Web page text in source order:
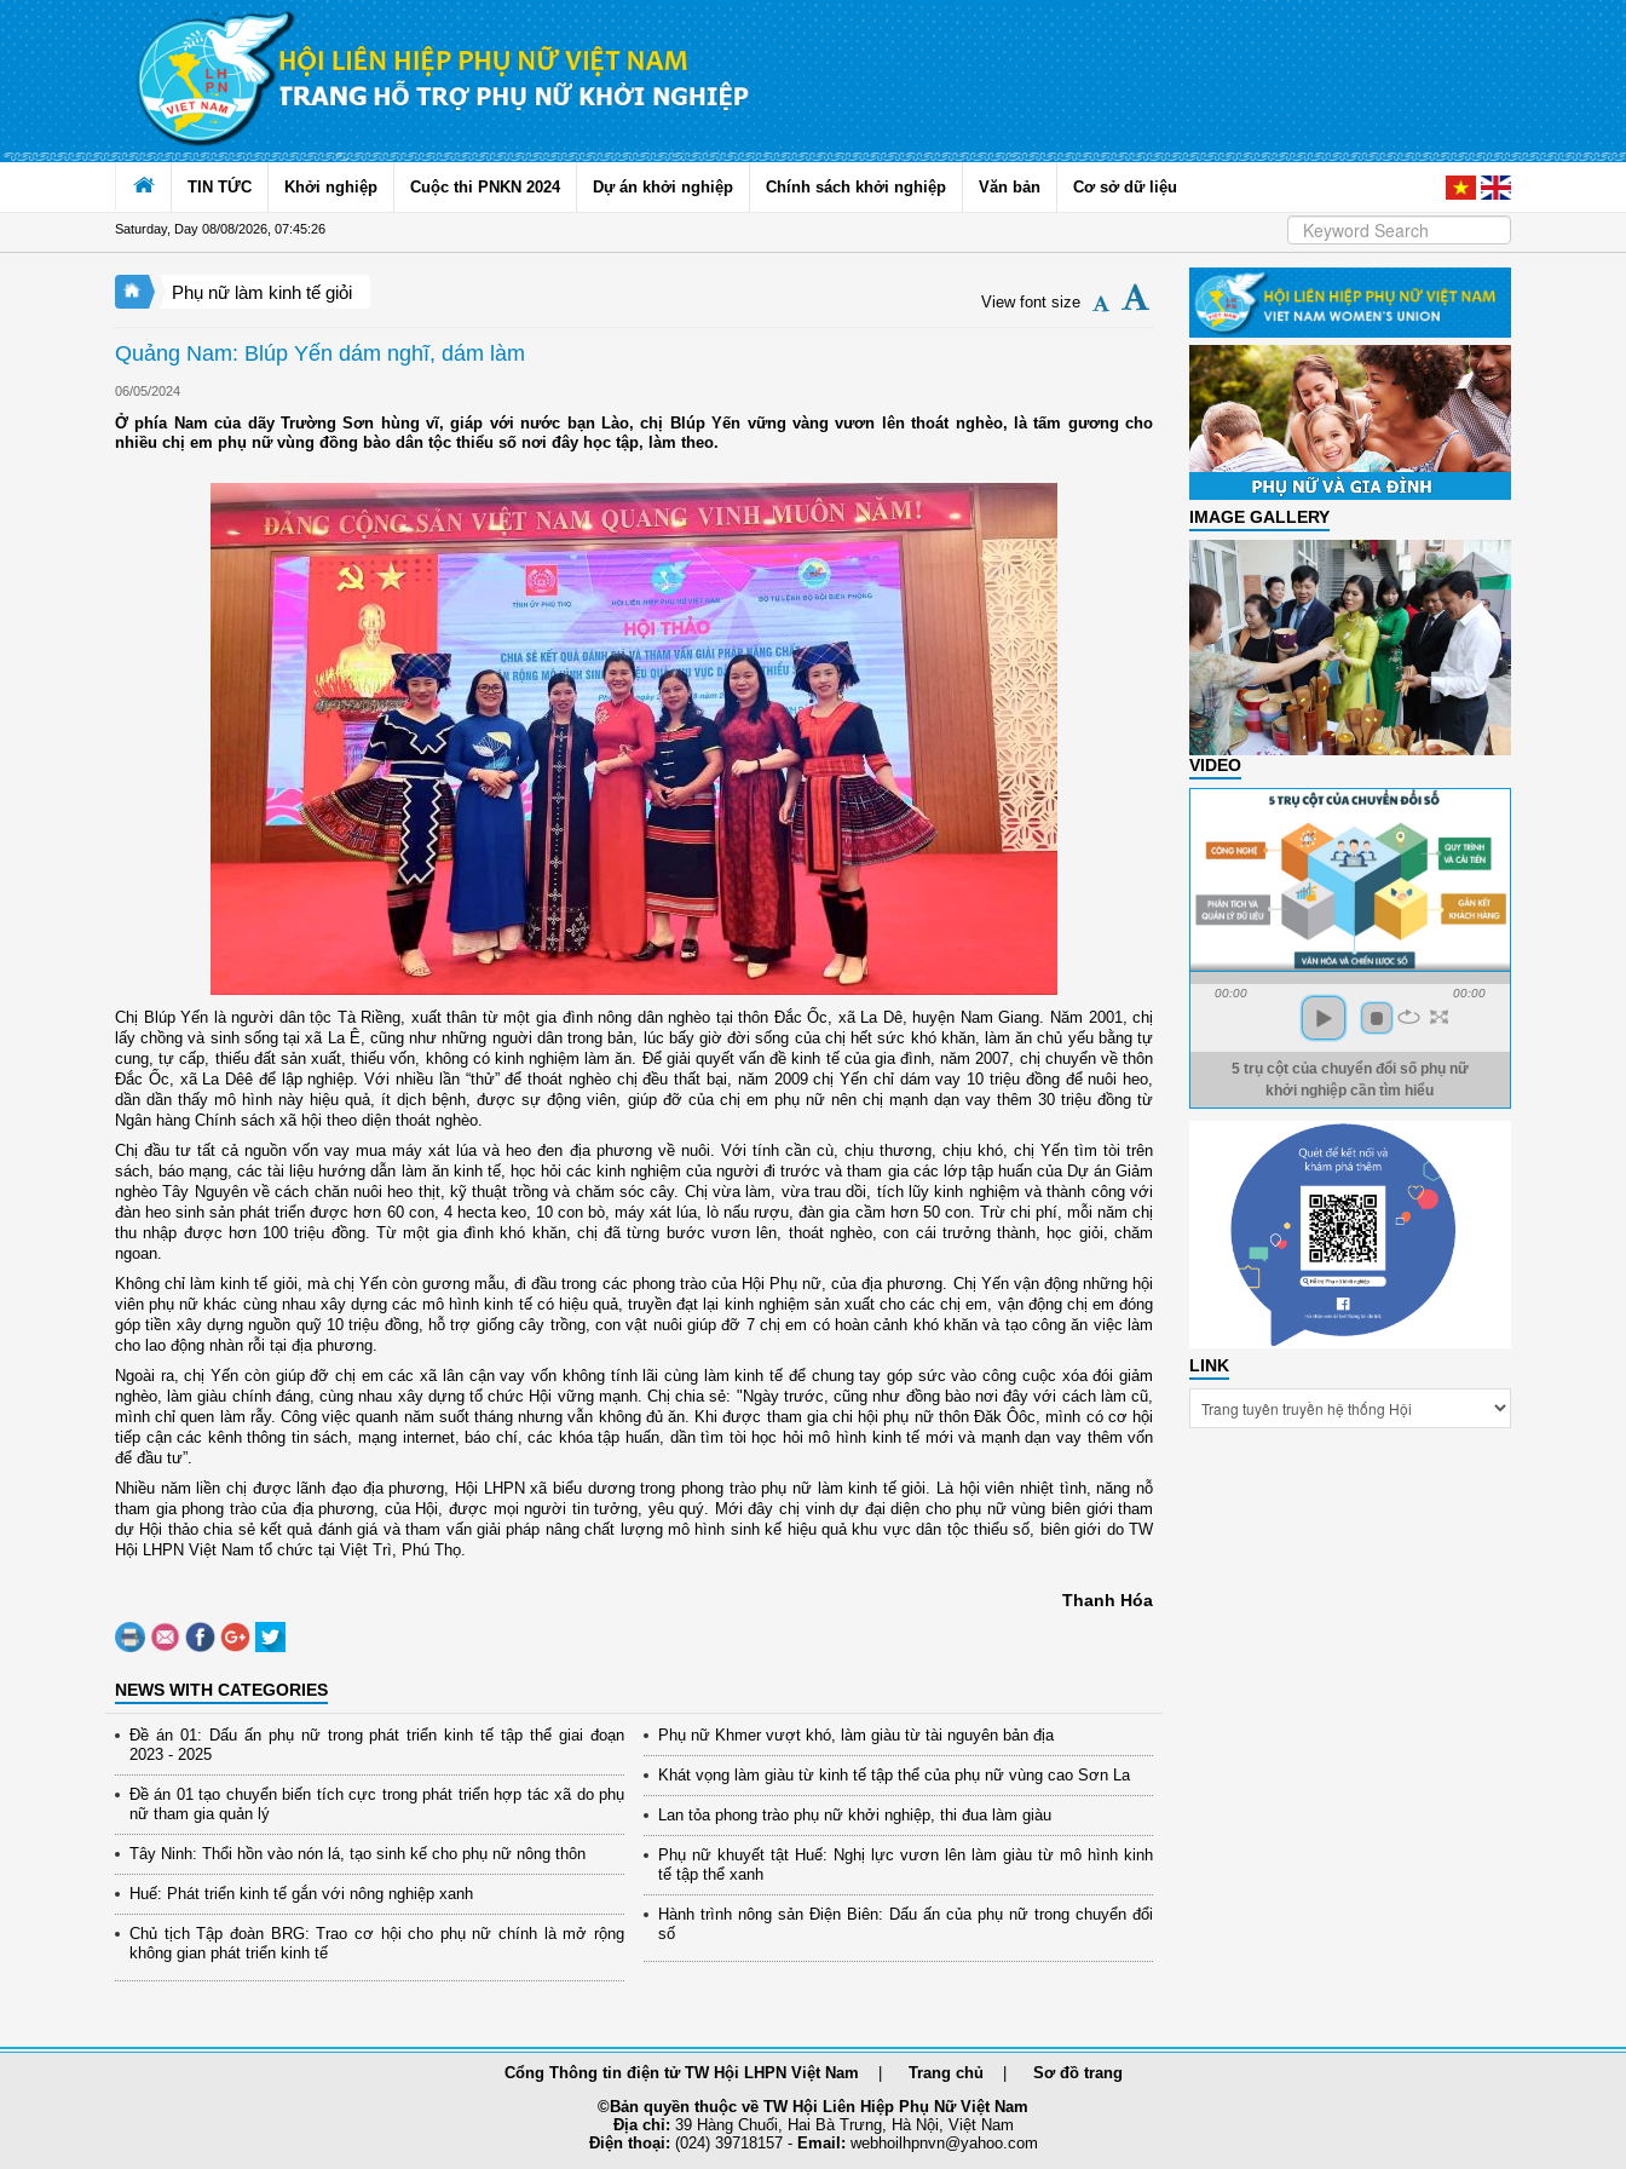
Skip to Content
TIN TỨC Khởi nghiệp Cuộc thi PNKN 2024 Dự án khởi nghiệp Chính sách khởi nghiệp Văn bản Cơ sở dữ liệu
Saturday, Day 08/08/2026 07:45:26
Phụ nữ làm kinh tế giỏi View font size
Quảng Nam: Blúp Yến dám nghĩ, dám làm
06/05/2024
Ở phía Nam của dãy Trường Sơn hùng vĩ, giáp với nước bạn Lào, chị Blúp Yến vững vàng vươn lên thoát nghèo, là tấm gương cho
nhiều chị em phụ nữ vùng đồng bào dân tộc thiểu số nơi đây học tập, làm theo.
Chị Blúp Yến là người dân tộc Tà Riềng, xuất thân từ một gia đình nông dân nghèo tại thôn Đắc Ốc, xã La Dê, huyện Nam Giang. Năm 2001, chị
lấy chồng và sinh sống tại xã La Ê, cũng như những nguời dân trong bản, lúc bấy giờ đời sống của chị hết sức khó khăn, làm ăn chủ yếu bằng tự
cung, tự cấp, thiếu đất sản xuất, thiếu vốn, không có kinh nghiệm làm ăn. Để giải quyết vấn đề kinh tế của gia đình, năm 2007, chị chuyển về thôn
Đắc Ốc, xã La Dêê để lập nghiệp. Với nhiều lần “thử” để thoát nghèo chị đều thất bại, năm 2009 chị Yến chỉ dám vay 10 triệu đồng để nuôi heo,
dần dần thấy mô hình này hiệu quả, ít dịch bệnh, được sự động viên, giúp đỡ của chị em phụ nữ nên chị mạnh dạn vay thêm 30 triệu đồng từ
Ngân hàng Chính sách xã hội theo diện thoát nghèo.
Chị đầu tư tất cả nguồn vốn vay mua máy xát lúa và heo đen địa phương về nuôi. Với tính cần cù, chịu thương, chịu khó, chị Yến tìm tòi trên
sách, báo mạng, các tài liệu hướng dẫn làm ăn kinh tế, học hỏi các kinh nghiệm của người đi trước và tham gia các lớp tập huấn của Dự án Giảm
nghèo Tây Nguyên về cách chăn nuôi heo thịt, kỹ thuật trồng và chăm sóc cây. Chị vừa làm, vừa trau dồi, tích lũy kinh nghiệm và thành công với
đàn heo sinh sản phát triển được hơn 60 con, 4 hecta keo, 10 con bò, máy xát lúa, lò nấu rượu, đàn gia cầm hơn 50 con. Trừ chi phí, mỗi năm chị
thu nhập được hơn 100 triệu đồng. Từ một gia đình khó khăn, chị đã từng bước vươn lên, thoát nghèo, con cái trưởng thành, học giỏi, chăm
ngoan.
Không chỉ làm kinh tế giỏi, mà chị Yến còn gương mẫu, đi đầu trong các phong trào của Hội Phụ nữ, của địa phương. Chị Yến vận động những hội
viên phụ nữ khác cùng nhau xây dựng các mô hình kinh tế có hiệu quả, truyền đạt lại kinh nghiệm sản xuất cho các chị em, vận động chị em đóng
góp tiền xây dựng nguồn quỹ 10 triệu đồng, hỗ trợ giống cây trồng, con vật nuôi giúp đỡ 7 chị em có hoàn cảnh khó khăn và tạo công ăn việc làm
cho lao động nhàn rỗi tại địa phương.
Ngoài ra, chị Yến còn giúp đỡ chị em các xã lân cận vay vốn không tính lãi cùng làm kinh tế để chung tay góp sức vào công cuộc xóa đói giảm
nghèo, làm giàu chính đáng, cùng nhau xây dựng tổ chức Hội vững mạnh. Chị chia sẻ: "Ngày trước, cũng như đồng bào nơi đây với cách làm cũ,
mình chỉ quen làm rẫy. Công việc quanh năm suốt tháng nhưng vẫn không đủ ăn. Khi được tham gia chi hội phụ nữ thôn Đăk Ôôc, mình có cơ hội
tiếp cận các kênh thông tin sách, mạng internet, báo chí, các khóa tập huấn, dần tìm tòi học hỏi mô hình kinh tế mới và mạnh dạn vay thêm vốn
để đầu tư”.
Nhiều năm liền chị được lãnh đạo địa phương, Hội LHPN xã biểu dương trong phong trào phụ nữ làm kinh tế giỏi. Là hội viên nhiệt tình, năng nỗ
tham gia phong trào của địa phương, của Hội, được mọi người tin tưởng, yêu quý. Mới đây chị vinh dự đại diện cho phụ nữ vùng biên giới tham
dự Hội thảo chia sẻ kết quả đánh giá và tham vấn giải pháp nâng chất lượng mô hình sinh kế hiệu quả khu vực dân tộc thiểu số, biên giới do TW
Hội LHPN Việt Nam tổ chức tại Việt Trì, Phú Thọ.
Thanh Hóa
NEWS WITH CATEGORIES
Đề án 01: Dấu ấn phụ nữ trong phát triển kinh tế tập thể giai đoạn
2023 - 2025
Đề án 01 tạo chuyển biến tích cực trong phát triển hợp tác xã do phụ
nữ tham gia quản lý
Tây Ninh: Thổi hồn vào nón lá, tạo sinh kế cho phụ nữ nông thôn
Huế: Phát triển kinh tế gắn với nông nghiệp xanh
Chủ tịch Tập đoàn BRG: Trao cơ hội cho phụ nữ chính là mở rộng
không gian phát triển kinh tế
Phụ nữ Khmer vượt khó, làm giàu từ tài nguyên bản địa
Khát vọng làm giàu từ kinh tế tập thể của phụ nữ vùng cao Sơn La
Lan tỏa phong trào phụ nữ khởi nghiệp, thi đua làm giàu
Phụ nữ khuyết tật Huế: Nghị lực vươn lên làm giàu từ mô hình kinh
tế tập thể xanh
Hành trình nông sản Điện Biên: Dấu ấn của phụ nữ trong chuyển đổi
số
IMAGE GALLERY
VIDEO
00:00 00:00
5 trụ cột của chuyển đổi số phụ nữ
khởi nghiệp cần tìm hiểu
LINK
Cổng Thông tin điện tử TW Hội LHPN Việt Nam Trang chủ
Sơ đồ trang
©Bản quyền thuộc về TW Hội Liên Hiệp Phụ Nữ Việt Nam
Địa chỉ: 39 Hàng Chuối, Hai Bà Trưng, Hà Nội, Việt Nam
Điện thoại: (024) 39718157 - Email: webhoilhpnvn@yahoo.com